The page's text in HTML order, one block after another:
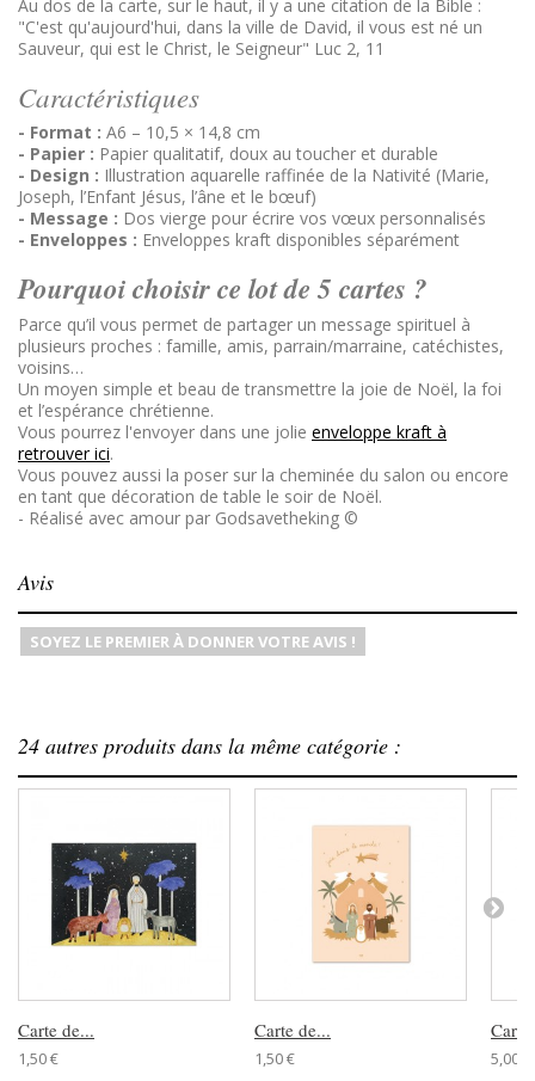
Au dos de la carte, sur le haut, il y a une citation de la Bible :
"C'est qu'aujourd'hui, dans la ville de David, il vous est né un
Sauveur, qui est le Christ, le Seigneur" Luc 2, 11
Caractéristiques
- Format : A6 – 10,5 × 14,8 cm
- Papier : Papier qualitatif, doux au toucher et durable
- Design : Illustration aquarelle raffinée de la Nativité (Marie,
Joseph, l’Enfant Jésus, l’âne et le bœuf)
- Message : Dos vierge pour écrire vos vœux personnalisés
- Enveloppes : Enveloppes kraft disponibles séparément
Pourquoi choisir ce lot de 5 cartes ?
Parce qu’il vous permet de partager un message spirituel à
plusieurs proches : famille, amis, parrain/marraine, catéchistes,
voisins…
Un moyen simple et beau de transmettre la joie de Noël, la foi
et l’espérance chrétienne.
Vous pourrez l'envoyer dans une jolie enveloppe kraft à
retrouver ici.
Vous pouvez aussi la poser sur la cheminée du salon ou encore
en tant que décoration de table le soir de Noël.
- Réalisé avec amour par Godsavetheking ©️
Avis
SOYEZ LE PREMIER À DONNER VOTRE AVIS !
24 autres produits dans la même catégorie :
Carte de...
1,50 €
Carte de...
1,50 € 5,00 €